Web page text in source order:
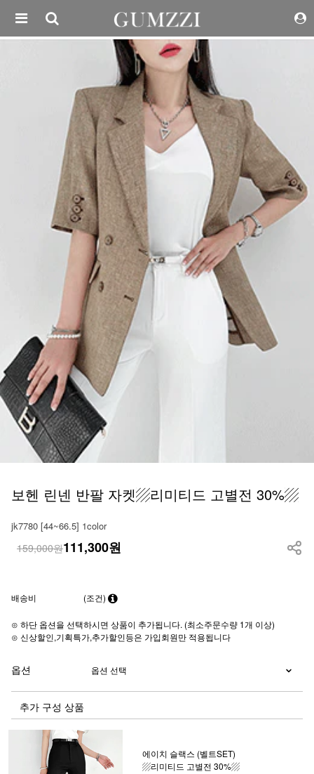
보헨 린넨 반팔 자켓▨리미티드 고별전 30%▨
jk7780 [44~66.5] 1color
159,000원111,300원
배송비 (조건)
⊙ 하단 옵션을 선택하시면 상품이 추가됩니다. (최소주문수량 1개 이상)
⊙ 신상할인,기획특가,추가할인등은 가입회원만 적용됩니다
옵션
추가 구성 상품
에이치 슬랙스 (벨트SET)
▨리미티드 고별전 30%▨